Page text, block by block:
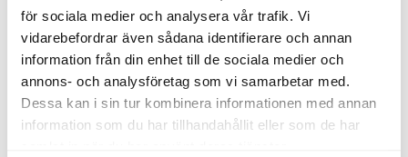
för sociala medier och analysera vår trafik. Vi
vidarebefordrar även sådana identifierare och annan
information från din enhet till de sociala medier och
annons- och analysföretag som vi samarbetar med.
Dessa kan i sin tur kombinera informationen med annan
information som du har tillhandahållit eller som de har
Lägg i varukorgen Se produkt
Handtag och knoppar ›